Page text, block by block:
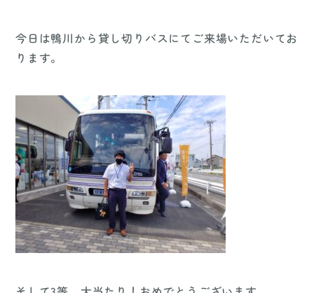
今日は鴨川から貸し切りバスにてご来場いただいてお
ります。